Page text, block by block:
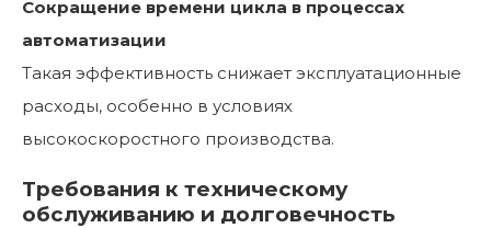
Сокращение времени цикла в процессах
автоматизации
Такая эффективность снижает эксплуатационные
расходы, особенно в условиях
высокоскоростного производства.
Требования к техническому
обслуживанию и долговечность